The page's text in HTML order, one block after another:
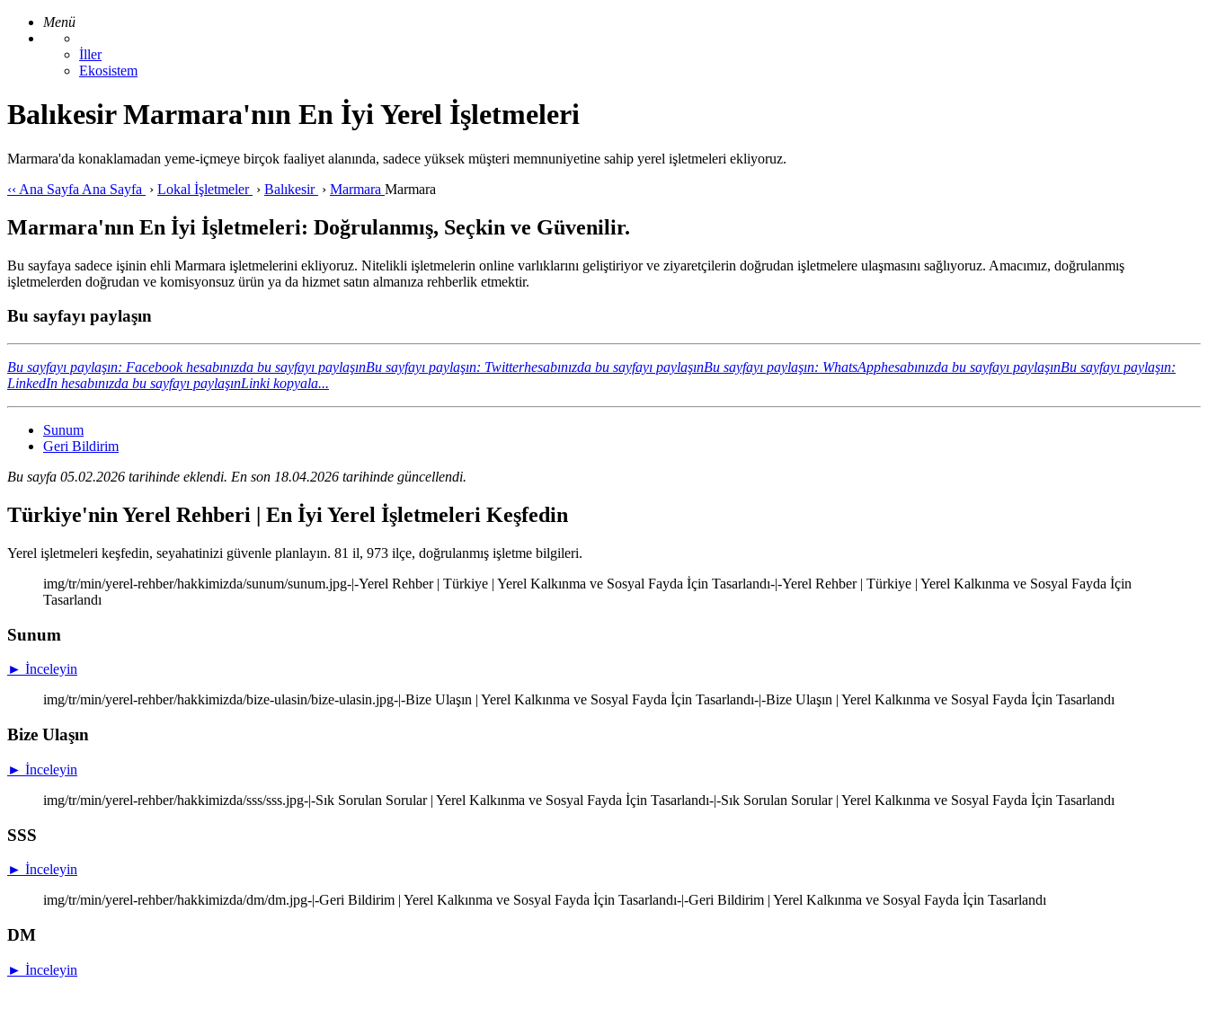
Menü
İller
Ekosistem
Balıkesir Marmara'nın En İyi Yerel İşletmeleri
Marmara'da konaklamadan yeme-içmeye birçok faaliyet alanında, sadece yüksek müşteri memnuniyetine sahip yerel işletmeleri ekliyoruz.
‹‹ Ana Sayfa Ana Sayfa › Lokal İşletmeler › Balıkesir › Marmara Marmara
Marmara'nın En İyi İşletmeleri: Doğrulanmış, Seçkin ve Güvenilir.
Bu sayfaya sadece işinin ehli Marmara işletmelerini ekliyoruz. Nitelikli işletmelerin online varlıklarını geliştiriyor ve ziyaretçilerin doğrudan işletmelere ulaşmasını sağlıyoruz. Amacımız, doğrulanmış
işletmelerden doğrudan ve komisyonsuz ürün ya da hizmet satın almanıza rehberlik etmektir.
Bu sayfayı paylaşın
Bu sayfayı paylaşın: Facebook hesabınızda bu sayfayı paylaşınBu sayfayı paylaşın: Twitterhesabınızda bu sayfayı paylaşınBu sayfayı paylaşın: WhatsApphesabınızda bu sayfayı paylaşınBu sayfayı paylaşın:
LinkedIn hesabınızda bu sayfayı paylaşınLinki kopyala...
Sunum
Geri Bildirim
Bu sayfa 05.02.2026 tarihinde eklendi. En son 18.04.2026 tarihinde güncellendi.
Türkiye'nin Yerel Rehberi | En İyi Yerel İşletmeleri Keşfedin
Yerel işletmeleri keşfedin, seyahatinizi güvenle planlayın. 81 il, 973 ilçe, doğrulanmış işletme bilgileri.
img/tr/min/yerel-rehber/hakkimizda/sunum/sunum.jpg-|-Yerel Rehber | Türkiye | Yerel Kalkınma ve Sosyal Fayda İçin Tasarlandı-|-Yerel Rehber | Türkiye | Yerel Kalkınma ve Sosyal Fayda İçin
Tasarlandı
Sunum
► İnceleyin
img/tr/min/yerel-rehber/hakkimizda/bize-ulasin/bize-ulasin.jpg-|-Bize Ulaşın | Yerel Kalkınma ve Sosyal Fayda İçin Tasarlandı-|-Bize Ulaşın | Yerel Kalkınma ve Sosyal Fayda İçin Tasarlandı
Bize Ulaşın
► İnceleyin
img/tr/min/yerel-rehber/hakkimizda/sss/sss.jpg-|-Sık Sorulan Sorular | Yerel Kalkınma ve Sosyal Fayda İçin Tasarlandı-|-Sık Sorulan Sorular | Yerel Kalkınma ve Sosyal Fayda İçin Tasarlandı
SSS
► İnceleyin
img/tr/min/yerel-rehber/hakkimizda/dm/dm.jpg-|-Geri Bildirim | Yerel Kalkınma ve Sosyal Fayda İçin Tasarlandı-|-Geri Bildirim | Yerel Kalkınma ve Sosyal Fayda İçin Tasarlandı
DM
► İnceleyin